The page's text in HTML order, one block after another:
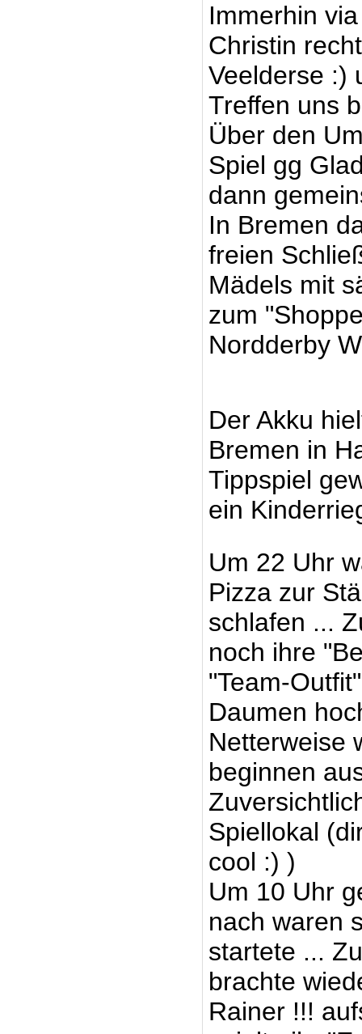
Immerhin
Christin
Veelderse :)
Treffen uns
Über den
Spiel gg
dann
In Bremen
freien
Mädels mit
zum
Nordderby
Der Akku
Bremen in
Tippspiel
ein
Um 22 Uhr
Pizza zur
schlafen ...
noch ihre
"Team-
Daumen
Netterweise
beginnen
Spiellokal
cool :) )
Um 10 Uhr
nach waren
startete ...
brachte
Rainer !!!